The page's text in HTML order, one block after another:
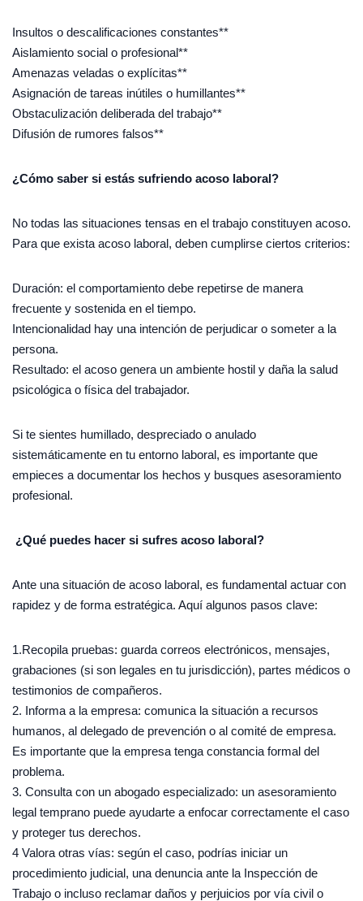
Insultos o descalificaciones constantes**
Aislamiento social o profesional**
Amenazas veladas o explícitas**
Asignación de tareas inútiles o humillantes**
Obstaculización deliberada del trabajo**
Difusión de rumores falsos**
¿Cómo saber si estás sufriendo acoso laboral?
No todas las situaciones tensas en el trabajo constituyen acoso.
Para que exista acoso laboral, deben cumplirse ciertos criterios:
Duración: el comportamiento debe repetirse de manera
frecuente y sostenida en el tiempo.
Intencionalidad hay una intención de perjudicar o someter a la
persona.
Resultado: el acoso genera un ambiente hostil y daña la salud
psicológica o física del trabajador.
Si te sientes humillado, despreciado o anulado
sistemáticamente en tu entorno laboral, es importante que
empieces a documentar los hechos y busques asesoramiento
profesional.
¿Qué puedes hacer si sufres acoso laboral?
Ante una situación de acoso laboral, es fundamental actuar con
rapidez y de forma estratégica. Aquí algunos pasos clave:
1.Recopila pruebas: guarda correos electrónicos, mensajes,
grabaciones (si son legales en tu jurisdicción), partes médicos o
testimonios de compañeros.
2. Informa a la empresa: comunica la situación a recursos
humanos, al delegado de prevención o al comité de empresa.
Es importante que la empresa tenga constancia formal del
problema.
3. Consulta con un abogado especializado: un asesoramiento
legal temprano puede ayudarte a enfocar correctamente el caso
y proteger tus derechos.
4 Valora otras vías: según el caso, podrías iniciar un
procedimiento judicial, una denuncia ante la Inspección de
Trabajo o incluso reclamar daños y perjuicios por vía civil o